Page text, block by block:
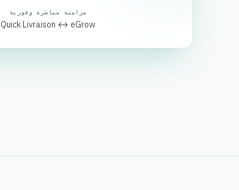
مزامنة مباشرة وفورية
Quick Livraison ↔ eGrow